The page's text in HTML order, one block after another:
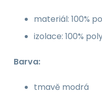
materiál: 100%
izolace: 100%
Barva:
tmavě modrá